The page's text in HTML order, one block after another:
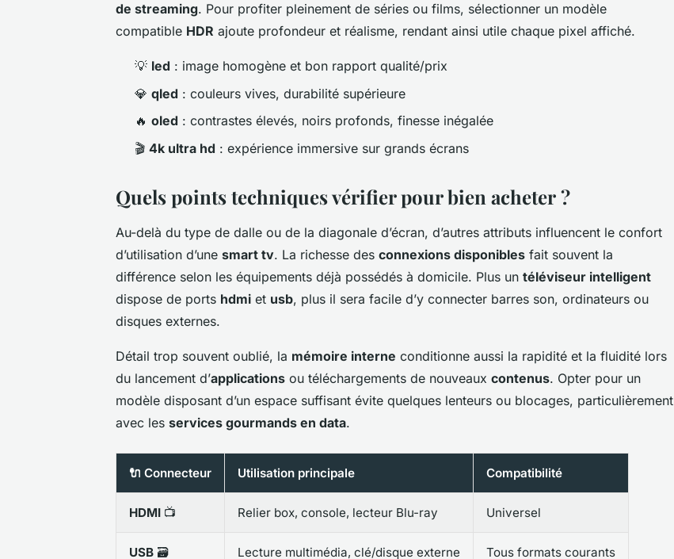
de streaming. Pour profiter pleinement de séries ou films, sélectionner un modèle
compatible HDR ajoute profondeur et réalisme, rendant ainsi utile chaque pixel affiché.
💡 led : image homogène et bon rapport qualité/prix
💎 qled : couleurs vives, durabilité supérieure
🔥 oled : contrastes élevés, noirs profonds, finesse inégalée
🎬 4k ultra hd : expérience immersive sur grands écrans
Quels points techniques vérifier pour bien acheter ?
Au-delà du type de dalle ou de la diagonale d’écran, d’autres attributs influencent le confort
d’utilisation d’une smart tv. La richesse des connexions disponibles fait souvent la
différence selon les équipements déjà possédés à domicile. Plus un téléviseur intelligent
dispose de ports hdmi et usb, plus il sera facile d’y connecter barres son, ordinateurs ou
disques externes.
Détail trop souvent oublié, la mémoire interne conditionne aussi la rapidité et la fluidité lors
du lancement d’applications ou téléchargements de nouveaux contenus. Opter pour un
modèle disposant d’un espace suffisant évite quelques lenteurs ou blocages, particulièrement
avec les services gourmands en data.
🔌 Connecteur Utilisation principale Compatibilité
HDMI 📺 Relier box, console, lecteur Blu-ray Universel
USB 🗃️ Lecture multimédia, clé/disque externe Tous formats courants